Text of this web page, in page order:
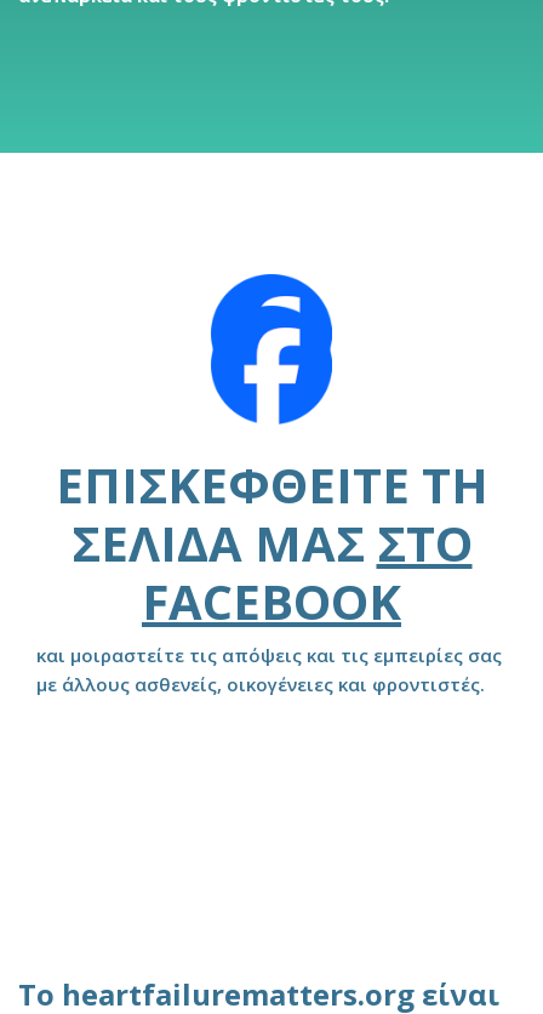
ΕΠΙΣΚΕΦΘΕΊΤΕ ΤΗ
ΣΕΛΊΔΑ ΜΑΣ ΣΤΟ
FACEBOOK
και μοιραστείτε τις απόψεις και τις εμπειρίες σας
με άλλους ασθενείς, οικογένειες και φροντιστές.
Το heartfailurematters.org είναι